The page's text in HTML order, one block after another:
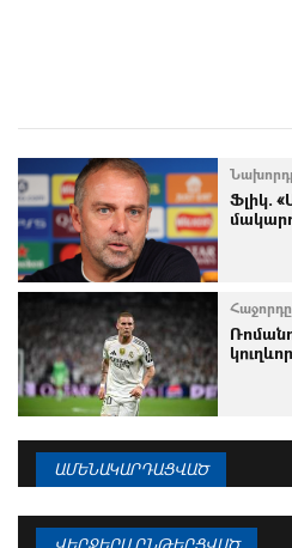
Ֆլիկ.
Հաջորդը
ԱՄԵՆԱԿԱՐԴԱՑՎԱԾ